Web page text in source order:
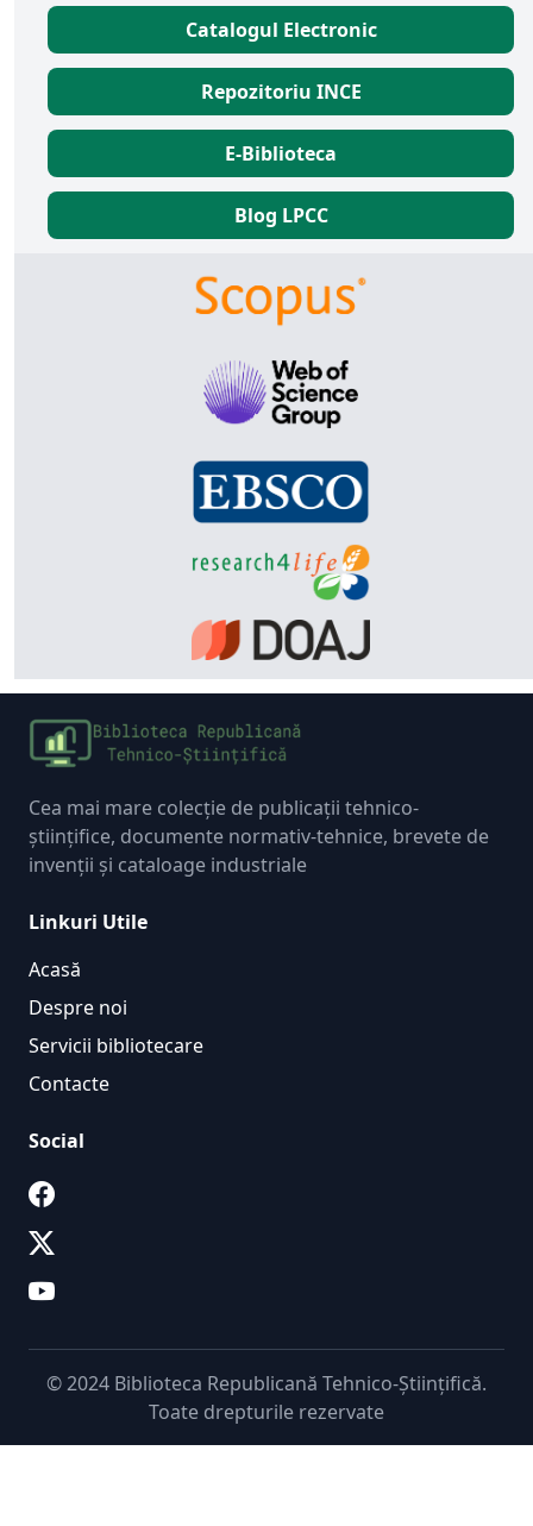
Catalogul Electronic
Repozitoriu INCE
E-Biblioteca
Blog LPCC
Cea mai mare colecție de publicații tehnico-
științifice, documente normativ-tehnice, brevete de
invenții și cataloage industriale
Linkuri Utile
Acasă
Despre noi
Servicii bibliotecare
Contacte
Social
© 2024 Biblioteca Republicană Tehnico-Științifică.
Toate drepturile rezervate